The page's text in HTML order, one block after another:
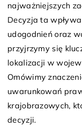
najważniejszych
Decyzja ta
udogodnień oraz
przyjrzymy się
lokalizacji w
Omówimy
uwarunkowań
krajobrazowych,
decyzji.